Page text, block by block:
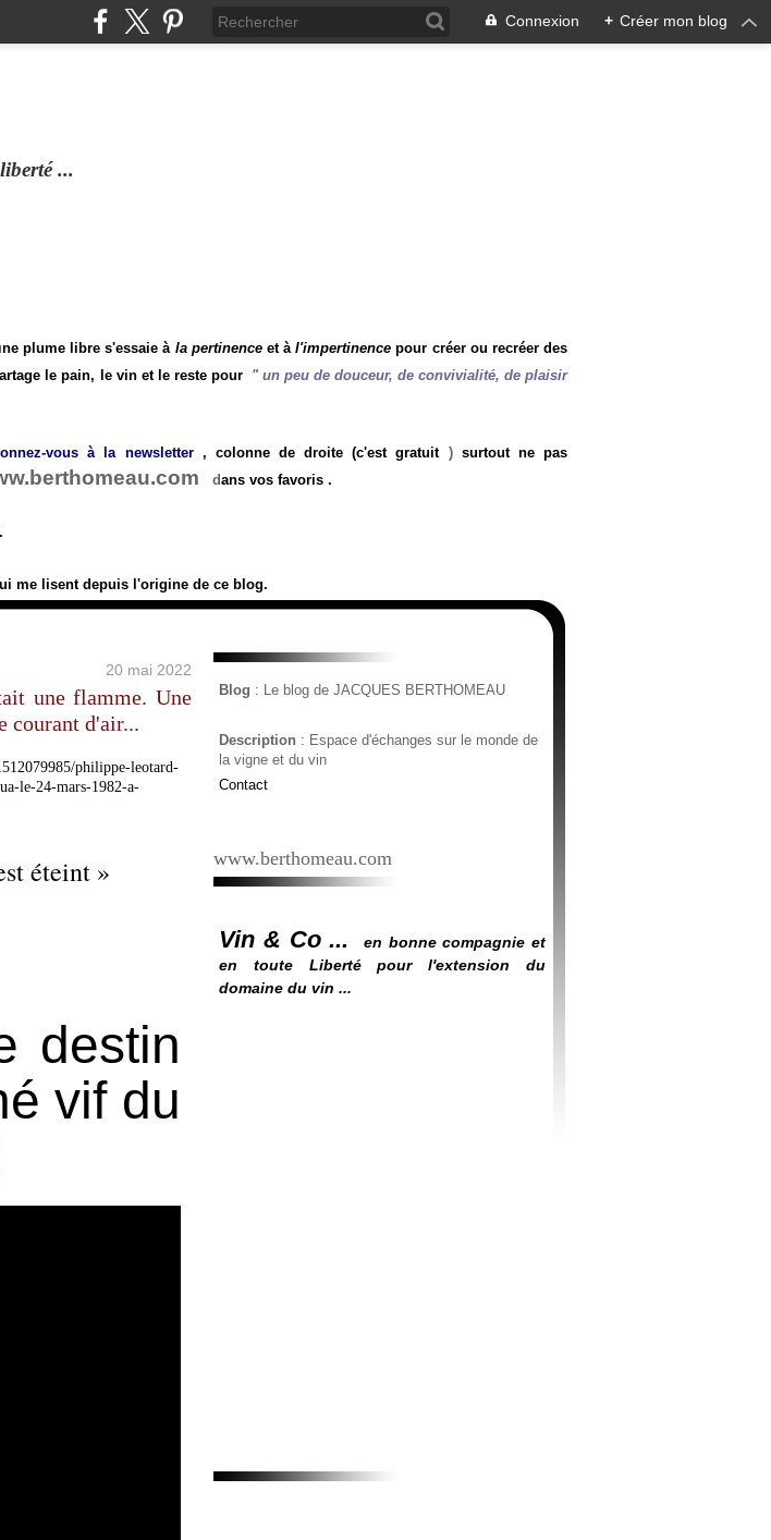
Connexion + Créer mon blog
...
ne plume libre s'essaie à la pertinenceet àl'impertinence pour créer ou recréer des
le pain, le vin et le reste pour "un peu de douceur, de convivialité, de plaisir
vous à la newsletter, colonne de droite (c'est gratuit) surtout ne pas
dans vos favoris .
me lisent depuis l'origine de ce blog.
20 mai 2022
une flamme. Une
courant d'air...
éteint »
destin
vif du
Blog : Le blog de JACQUES BERTHOMEAU
Description : Espace d'échanges sur le monde de
la vigne et du vin
Contact
www.berthomeau.com
Vin & Co ...
en bonne compagnie et
en toute Liberté pour l'extension du
domaine du vin ...